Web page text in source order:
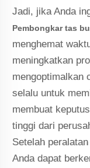
Jadi, jika Anda
Pembongkar tas
menghemat
meningkatkan
mengoptimalkan
selalu untuk
membuat
tinggi dari
Setelah
Anda dapat